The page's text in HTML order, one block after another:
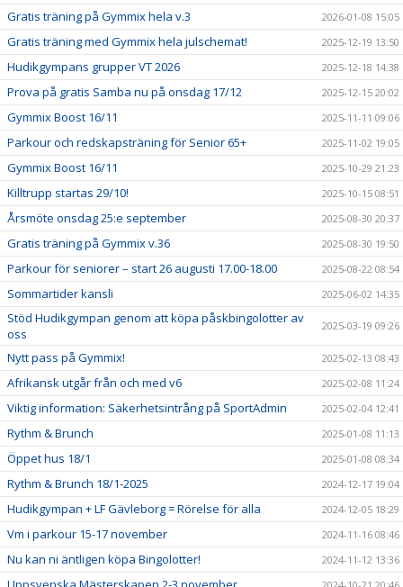
Gratis träning på Gymmix hela v.3 2026-01-08 15:05
Gratis träning med Gymmix hela julschemat! 2025-12-19 13:50
Hudikgympans grupper VT 2026 2025-12-18 14:38
Prova på gratis Samba nu på onsdag 17/12 2025-12-15 20:02
Gymmix Boost 16/11 2025-11-11 09:06
Parkour och redskapsträning för Senior 65+ 2025-11-02 19:05
Gymmix Boost 16/11 2025-10-29 21:23
Killtrupp startas 29/10! 2025-10-15 08:51
Årsmöte onsdag 25:e september 2025-08-30 20:37
Gratis träning på Gymmix v.36 2025-08-30 19:50
Parkour för seniorer – start 26 augusti 17.00-18.00 2025-08-22 08:54
Sommartider kansli 2025-06-02 14:35
Stöd Hudikgympan genom att köpa påskbingolotter av
oss
2025-03-19 09:26
Nytt pass på Gymmix! 2025-02-13 08:43
Afrikansk utgår från och med v6 2025-02-08 11:24
Viktig information: Säkerhetsintrång på SportAdmin 2025-02-04 12:41
Rythm & Brunch 2025-01-08 11:13
Öppet hus 18/1 2025-01-08 08:34
Rythm & Brunch 18/1-2025 2024-12-17 19:04
Hudikgympan + LF Gävleborg = Rörelse för alla 2024-12-05 18:29
Vm i parkour 15-17 november 2024-11-16 08:46
Nu kan ni äntligen köpa Bingolotter! 2024-11-12 13:36